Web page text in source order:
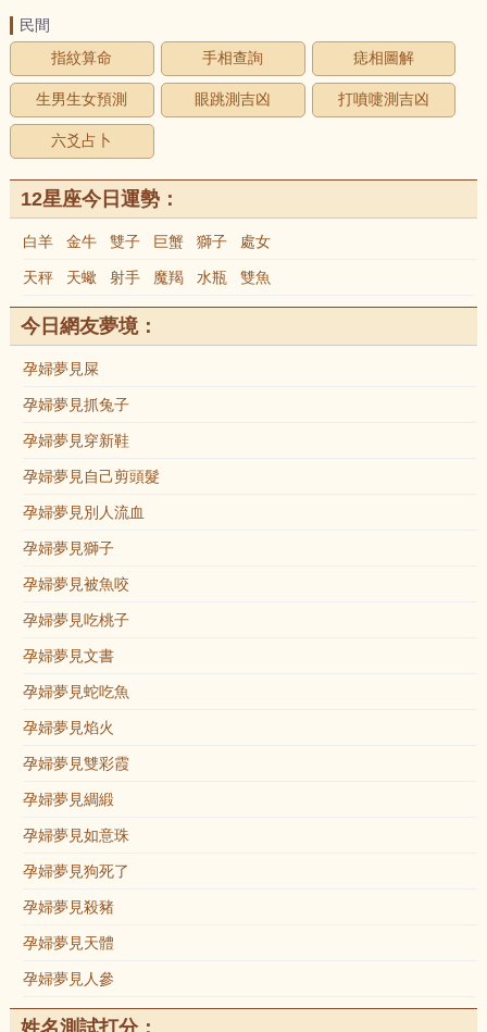
民間
指紋算命
手相查詢 痣相圖解
生男生女預測 眼跳測吉凶 打噴嚏測吉凶
六爻占卜
12星座今日運勢：
白羊 金牛 雙子 巨蟹 獅子 處女
天秤 天蠍 射手 魔羯 水瓶 雙魚
今日網友夢境：
孕婦夢見屎
孕婦夢見抓兔子
孕婦夢見穿新鞋
孕婦夢見自己剪頭髮
孕婦夢見別人流血
孕婦夢見獅子
孕婦夢見被魚咬
孕婦夢見吃桃子
孕婦夢見文書
孕婦夢見蛇吃魚
孕婦夢見焰火
孕婦夢見雙彩霞
孕婦夢見綢緞
孕婦夢見如意珠
孕婦夢見狗死了
孕婦夢見殺豬
孕婦夢見天體
孕婦夢見人參
姓名測試打分：